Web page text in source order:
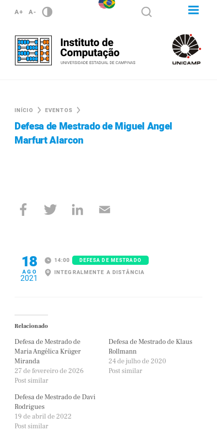
A+ A-
INÍCIO EVENTOS
Defesa de Mestrado de Miguel Angel
Marfurt Alarcon
18
AGO
2021
14:00 DEFESA DE MESTRADO
INTEGRALMENTE A DISTÂNCIA
Relacionado
Defesa de Mestrado de
Maria Angélica Krüger
Miranda
27 de fevereiro de 2026
Post similar
Defesa de Mestrado de Klaus
Rollmann
24 de julho de 2020
Post similar
Defesa de Mestrado de Davi
Rodrigues
19 de abril de 2022
Post similar